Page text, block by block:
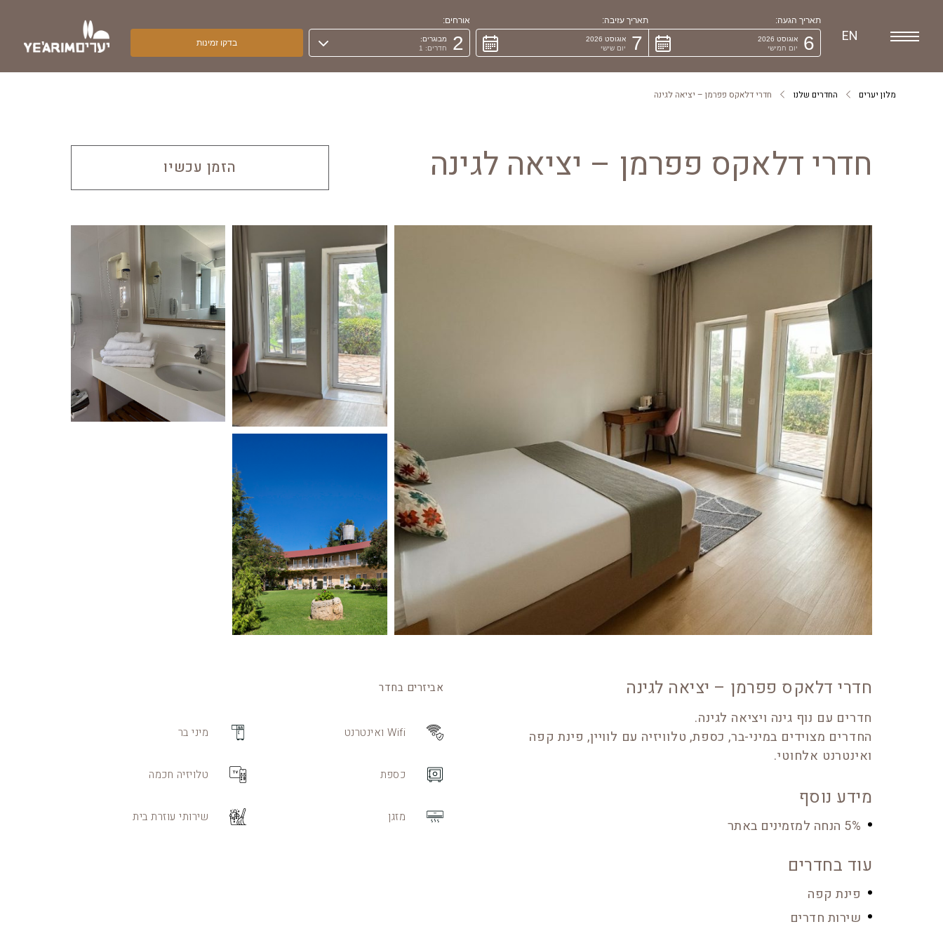
תאריך הגעה:
6
אוגוסט 2026
יום חמישי
תאריך עזיבה:
7
אוגוסט 2026
יום שישי
אורחים:
2
מבוגרים:
חדרים: 1
EN
מלון יערים החדרים שלנו חדרי דלאקס פפרמן – יציאה לגינה
חדרי דלאקס פפרמן – יציאה לגינה הזמן עכשיו
חדרי דלאקס פפרמן – יציאה לגינה
חדרים עם נוף גינה ויציאה לגינה.
החדרים מצוידים במיני-בר, כספת, טלוויזיה עם לוויין, פינת קפה
ואינטרנט אלחוטי.
מידע נוסף
5% הנחה למזמינים באתר
עוד בחדרים
פינת קפה
שירות חדרים
אביזרים בחדר
Wifi ואינטרנט מיני בר
כספת טלויזיה חכמה
מזגן שירותי עוזרת בית